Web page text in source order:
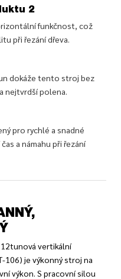
2
funkčnost, což
při řezání dřeva.
dokáže tento stroj bez
nejtvrdší polena.
pro rychlé a snadné
a námahu při řezání
12tunová vertikální
106) je výkonný stroj na
výkon. S pracovní silou